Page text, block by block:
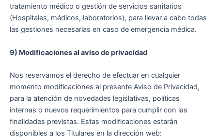
tratamiento médico o gestión de servicios sanitarios
(Hospitales, médicos, laboratorios), para llevar a cabo todas
las gestiones necesarias en caso de emergencia médica.
9) Modificaciones al aviso de privacidad
Nos reservamos el derecho de efectuar en cualquier
momento modificaciones al presente Aviso de Privacidad,
para la atención de novedades legislativas, políticas
internas o nuevos requerimientos para cumplir con las
finalidades previstas. Estas modificaciones estarán
disponibles a los Titulares en la dirección web: